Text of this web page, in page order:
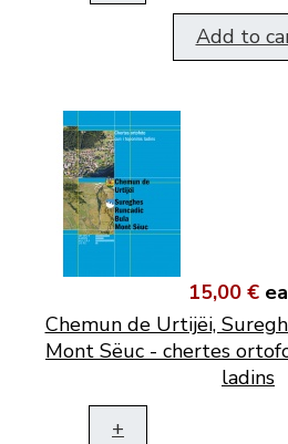
Add to
15,00 €
Chemun de Urtijëi,
Mont Sëuc - chertes
ladins
+